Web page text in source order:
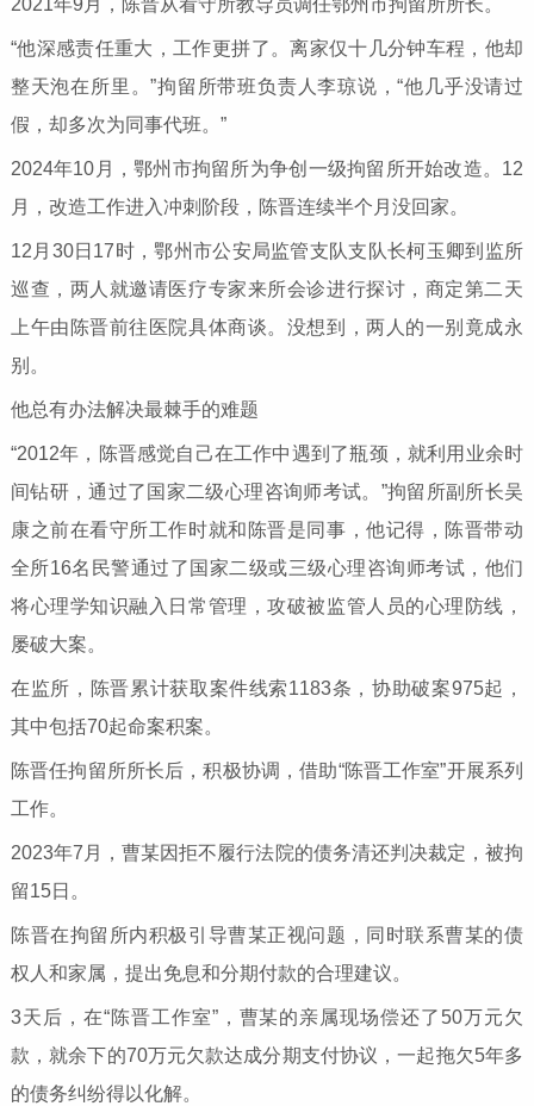
“他深感责任重大，工作更拼了。离家仅十几分钟车程，他却
整天泡在所里。”拘留所带班负责人李琼说，“他几乎没请过
假，却多次为同事代班。”
2024年10月，鄂州市拘留所为争创一级拘留所开始改造。12
月，改造工作进入冲刺阶段，陈晋连续半个月没回家。
12月30日17时，鄂州市公安局监管支队支队长柯玉卿到监所
巡查，两人就邀请医疗专家来所会诊进行探讨，商定第二天
上午由陈晋前往医院具体商谈。没想到，两人的一别竟成永
别。
他总有办法解决最棘手的难题
“2012年，陈晋感觉自己在工作中遇到了瓶颈，就利用业余时
间钻研，通过了国家二级心理咨询师考试。”拘留所副所长吴
康之前在看守所工作时就和陈晋是同事，他记得，陈晋带动
全所16名民警通过了国家二级或三级心理咨询师考试，他们
将心理学知识融入日常管理，攻破被监管人员的心理防线，
屡破大案。
在监所，陈晋累计获取案件线索1183条，协助破案975起，
其中包括70起命案积案。
陈晋任拘留所所长后，积极协调，借助“陈晋工作室”开展系列
工作。
2023年7月，曹某因拒不履行法院的债务清还判决裁定，被拘
留15日。
陈晋在拘留所内积极引导曹某正视问题，同时联系曹某的债
权人和家属，提出免息和分期付款的合理建议。
3天后，在“陈晋工作室”，曹某的亲属现场偿还了50万元欠
款，就余下的70万元欠款达成分期支付协议，一起拖欠5年多
的债务纠纷得以化解。